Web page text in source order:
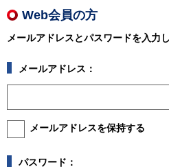
Web会員の方
メールアドレスとパスワードを入力
メールアドレス：
メールアドレスを保持する
パスワード：